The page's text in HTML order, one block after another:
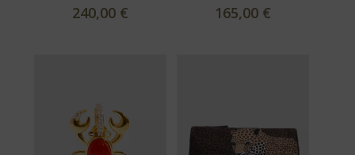
240,00 € 165,00 €